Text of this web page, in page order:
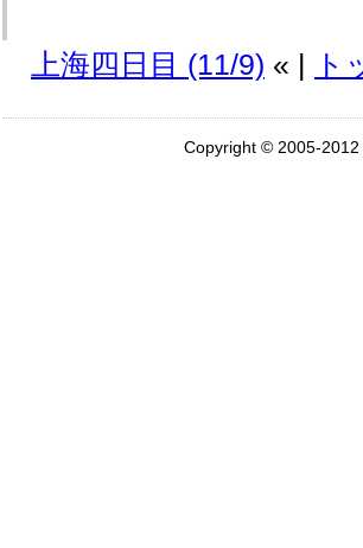
上海四日目 (11/9) « | ト
Copyright © 2005-2012